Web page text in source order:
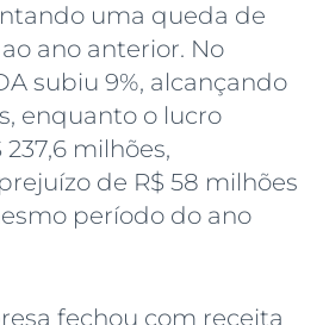
uma queda de
ano anterior. No
subiu 9%, alcançando
enquanto o lucro
milhões,
de R$ 58 milhões
período do ano
fechou com receita